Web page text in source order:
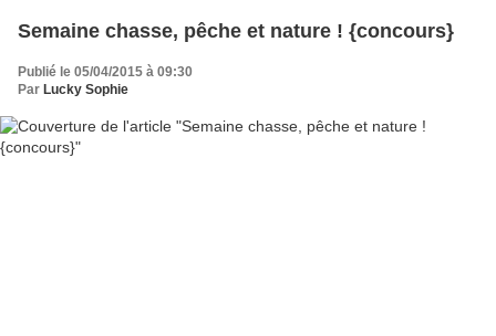
Semaine chasse, pêche et nature ! {concours}
Publié le 05/04/2015 à 09:30
Par Lucky Sophie